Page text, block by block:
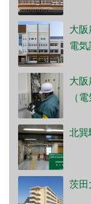
大
電気
大
（
北巽
茨田